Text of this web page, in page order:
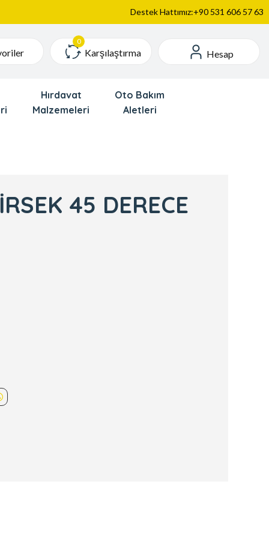
Destek Hattımız:+90 531 606 57 63
Karşılaştırma Hesap
Hırdavat
Malzemeleri
Oto Bakım
Aletleri
45 DERECE